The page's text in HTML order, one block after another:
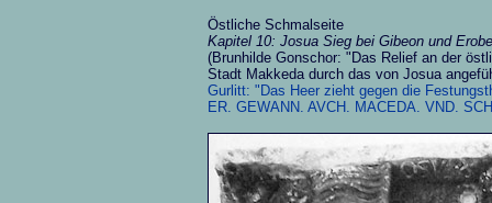
Östliche Schmalseite
Kapitel 10: Josua Sieg bei Gibeon und
(Brunhilde Gonschor: "Das Relief an der
Stadt Makkeda durch das von Josua
Gurlitt: "Das Heer zieht gegen die
ER. GEWANN. AVCH. MACEDA. VND.